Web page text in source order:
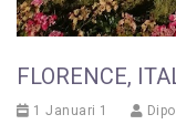
FLORENCE,
1 Januari 1